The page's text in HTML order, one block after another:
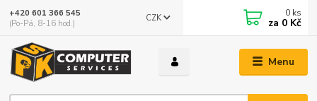
Menu
CZK
+420 601 366 545
(Po-Pá, 8-16 hod.)
0 ks
za 0 Kč